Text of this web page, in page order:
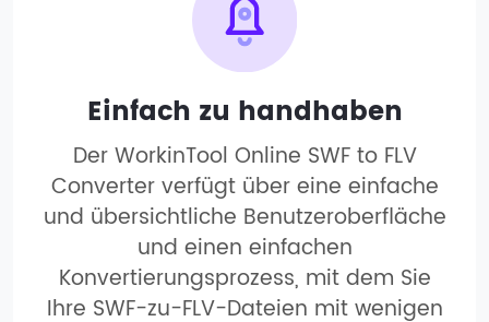
Einfach zu handhaben
Der WorkinTool Online SWF to FLV
Converter verfügt über eine einfache
und übersichtliche Benutzeroberfläche
und einen einfachen
Konvertierungsprozess, mit dem Sie
Ihre SWF-zu-FLV-Dateien mit wenigen